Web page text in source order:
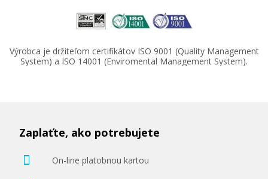
Výrobca je držiteľom certifikátov ISO 9001 (Quality Management
System) a ISO 14001 (Enviromental Management System).
Zaplaťte, ako potrebujete
On-line platobnou kartou